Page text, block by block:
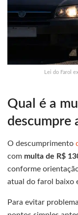
Lei do Farol
Qual é a
descumpre
O descumprimento
com multa de R$
conforme
atual do farol baixo
Para evitar